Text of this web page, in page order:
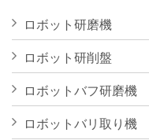
ロボット研磨機
ロボット研削盤
ロボットバフ研磨機
ロボットバリ取り機